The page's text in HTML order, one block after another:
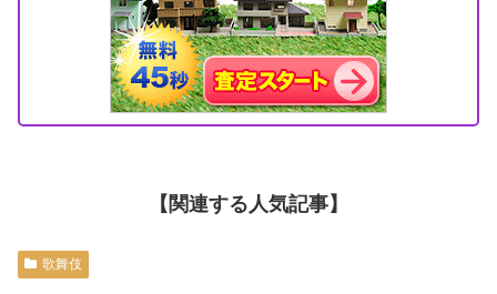
【関連する人気記事】
歌舞伎